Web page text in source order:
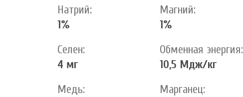
Натрий:
1%
Магний:
1%
Селен:
4 мг
Обменная энергия:
10,5 Мдж/кг
Медь:
Марганец: